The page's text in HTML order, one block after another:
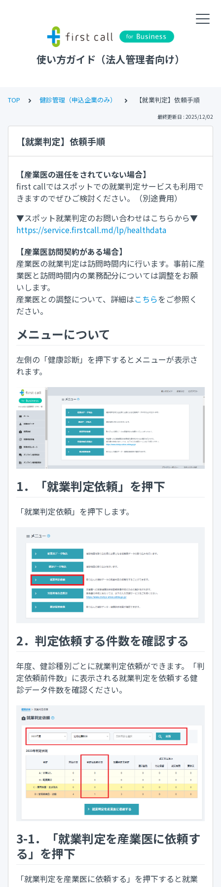
使い方ガイド（法人管理者向け）
TOP 健診管理（申込企業のみ） 【就業判定】依頼手順
最終更新日 : 2025/12/02
【就業判定】依頼手順
【産業医の選任をされていない場合】
first callではスポットでの就業判定サービスも利用で
きますのでぜひご検討ください。（別途費用）
▼スポット就業判定のお問い合わせはこちらから▼
https://service.firstcall.md/lp/healthdata
【産業医訪問契約がある場合】
産業医の就業判定は訪問時間内に行います。事前に産
業医と訪問時間内の業務配分については調整をお願
いします。
産業医との調整について、詳細はこちらをご参照く
ださい。
メニューについて
左側の「健康診断」を押下するとメニューが表示さ
れます。
1．「就業判定依頼」を押下
「就業判定依頼」を押下します。
2．判定依頼する件数を確認する
年度、健診種別ごとに就業判定依頼ができます。「判
定依頼前件数」に表示される就業判定を依頼する健
診データ件数を確認ください。
3-1．「就業判定を産業医に依頼す
る」を押下
「就業判定を産業医に依頼する」を押下すると就業